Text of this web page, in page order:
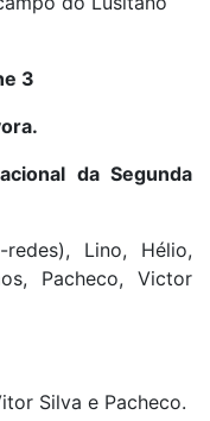
3
da Segunda
redes), Lino, Hélio,
Pacheco, Victor
Silva e Pacheco.